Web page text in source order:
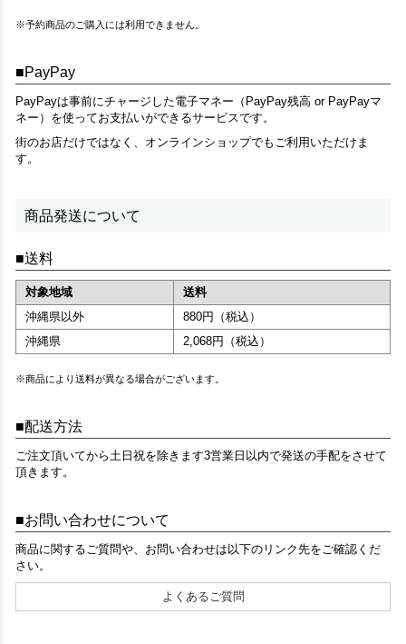
※予約商品のご購入には利用できません。
PayPay
PayPayは事前にチャージした電子マネー（PayPay残高 or PayPayマ
ネー）を使ってお支払いができるサービスです。
街のお店だけではなく、オンラインショップでもご利用いただけま
す。
商品発送について
送料
対象地域
送料
沖縄県以外
880円（税込）
沖縄県
2,068円（税込）
※商品により送料が異なる場合がございます。
配送方法
ご注文頂いてから土日祝を除きます3営業日以内で発送の手配をさせて
頂きます。
お問い合わせについて
商品に関するご質問や、お問い合わせは以下のリンク先をご確認くだ
さい。
よくあるご質問